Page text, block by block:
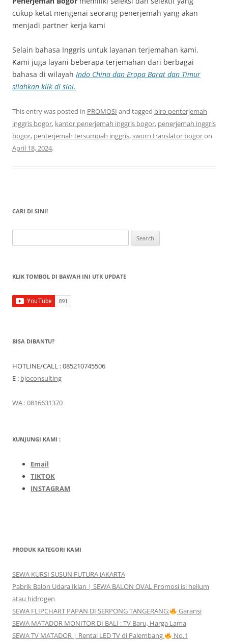
cukup ketat mengenai seorang penerjemah yang akan
menjadi partner kerja kami
Selain bahasa Inggris untuk layanan terjemahan kami.
Kami juga layani beberapa terjemahan dari berbagai
bahasa di wilayah Indo China dan Eropa Barat dan Timur
silahkan klik di sini.
This entry was posted in PROMOSI and tagged biro penterjemah
inggris bogor, kantor penerjemah inggris bogor, penerjemah inggris
bogor, penterjemah tersumpah inggris,sworn translator bogoron
April 18, 2024.
CARI DI SINI!
for:
KLIK TOMBOL DI BAWAH INI UTK UPDATE
BISA DIBANTU?
HOTLINE/CALL : 085210745506
E : bjoconsulting
WA : 0816631370
KUNJUNGI KAMI :
Email
TIKTOK
INSTAGRAM
PRODUK KATEGORI KAMI
SEWA KURSI SUSUN FUTURA JAKARTA
Pabrik Balon Udara Iklan | SEWA BALON OVAL Promosi isi helium
atau hidrogen
SEWA FLIPCHART PAPAN DI SERPONG TANGERANG:
Garansi
SEWA MATADOR MONITOR DI BALI : TV Baru, Harga Lama
SEWA TV MATADOR | Rental LED TV di Palembang
No.1